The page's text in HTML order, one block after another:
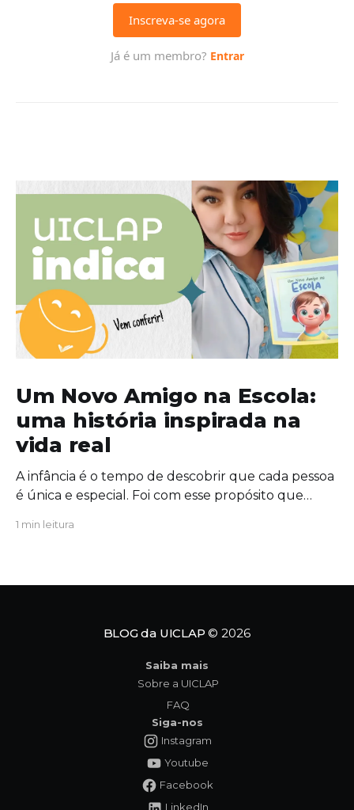
Um Novo Amigo na Escola:
uma história inspirada na
vida real
A infância é o tempo de descobrir que cada pessoa
é única e especial. Foi com esse propósito que
convida crianças, famílias e educadores a
Tavinho,
1 min leitura
BLOG da UICLAP © 2026
Saiba mais
Sobre a UICLAP
FAQ
Siga-nos
Instagram
Youtube
Facebook
LinkedIn